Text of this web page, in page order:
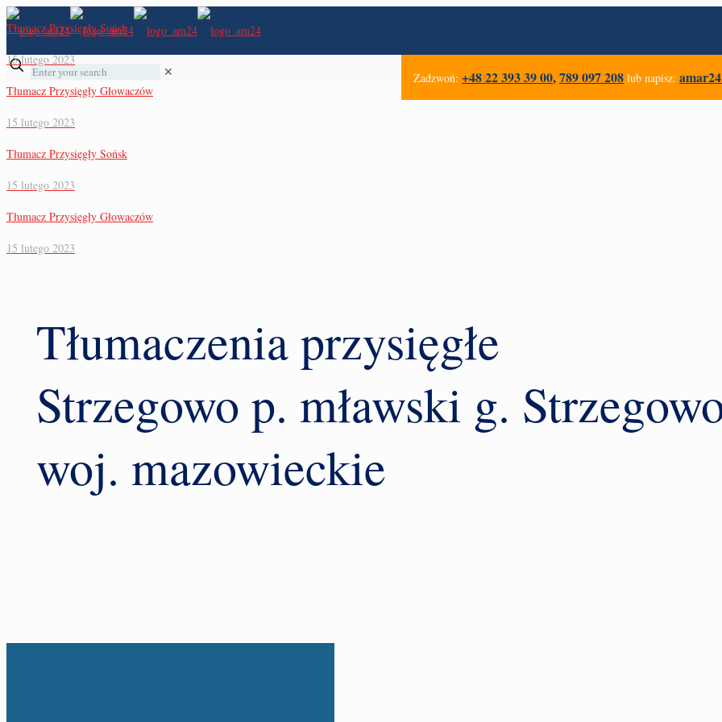
✕ Zadzwoń: +48 22 393 39 00,789 097 208 lub napisz:
Tłumacz Przysięgły Sońsk
15 lutego 2023
Tłumacz Przysięgły Głowaczów
15 lutego 2023
Tłumacz Przysięgły Sońsk
15 lutego 2023
Tłumacz Przysięgły Głowaczów
15 lutego 2023
Tłumaczenia przysięgłe
Strzegowo p. mławski g.
woj. mazowieckie